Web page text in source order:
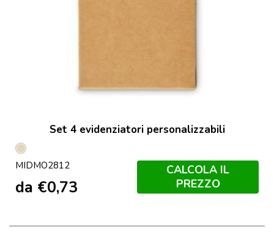
Set 4 evidenziatori personalizzabili
Beige
MIDMO2812
da €0,73
CALCOLA IL
PREZZO